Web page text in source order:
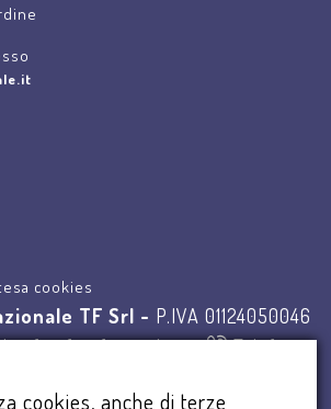
cookies
TF Srl - P.IVA 01124050046
info@fiorifunerale.it-
Telefono:
cookies, anche di terze